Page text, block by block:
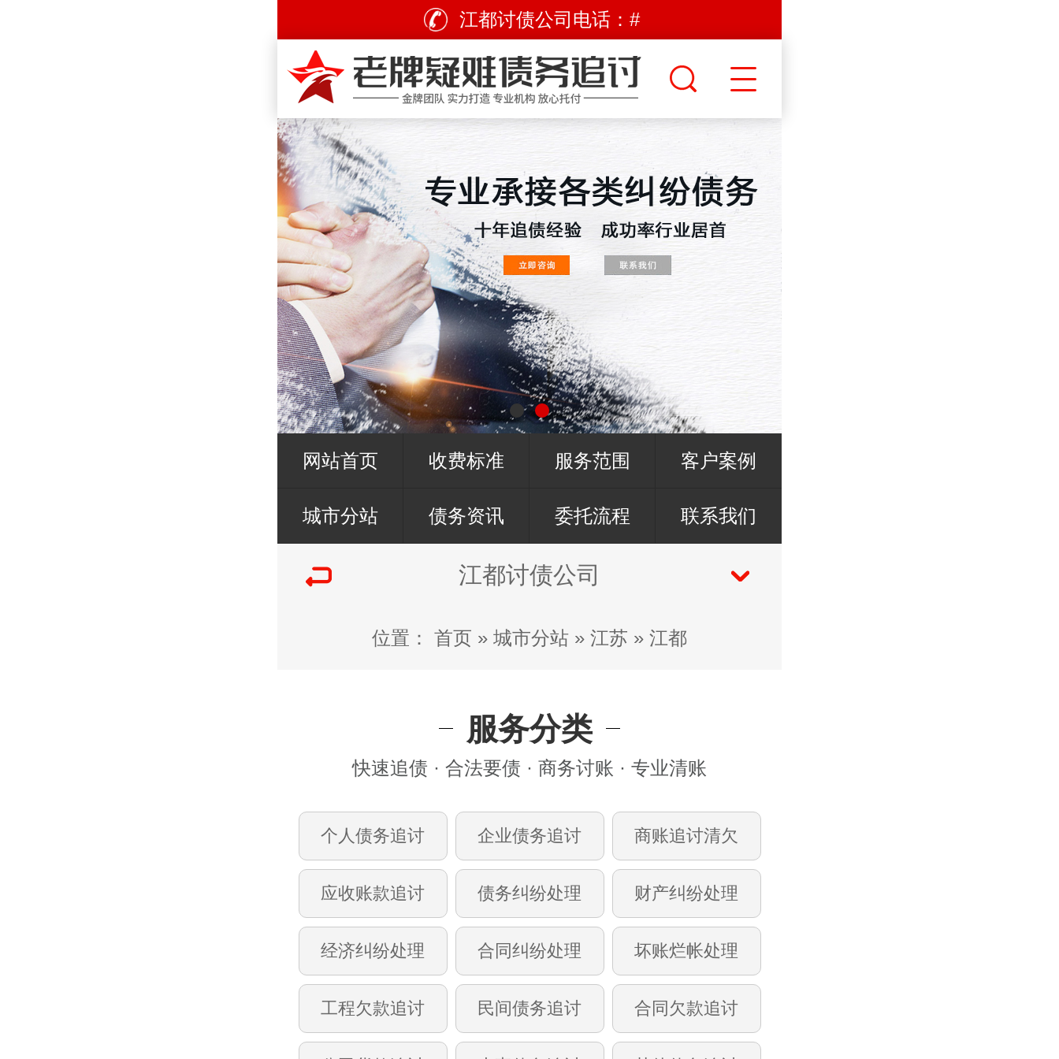
江都讨债公司电话： #
网站首页 收费标准 服务范围 客户案例
城市分站 债务资讯 委托流程 联系我们
江都讨债公司
位置： 首页 » 城市分站 » 江苏 » 江都
服务分类
快速追债 · 合法要债 · 商务讨账 · 专业清账
个人债务追讨 企业债务追讨 商账追讨清欠
应收账款追讨 债务纠纷处理 财产纠纷处理
经济纠纷处理 合同纠纷处理 坏账烂帐处理
工程欠款追讨 民间债务追讨 合同欠款追讨